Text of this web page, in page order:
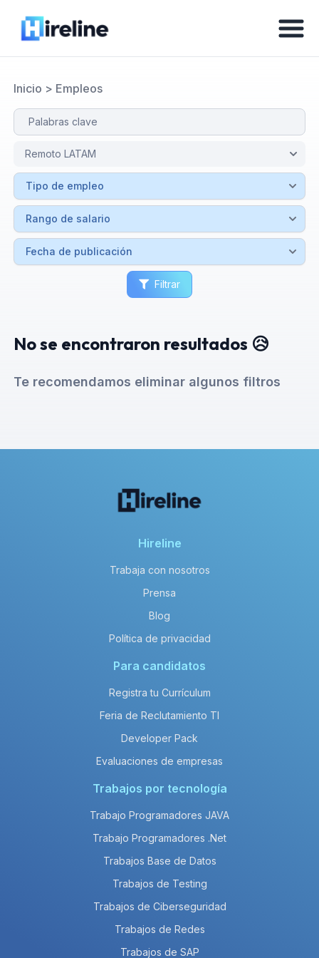
Inicio > Empleos
Filtrar
No se encontraron resultados 😥
Te recomendamos eliminar algunos filtros
Hireline
Trabaja con nosotros
Prensa
Blog
Política de privacidad
Para candidatos
Registra tu Currículum
Feria de Reclutamiento TI
Developer Pack
Evaluaciones de empresas
Trabajos por tecnología
Trabajo Programadores JAVA
Trabajo Programadores .Net
Trabajos Base de Datos
Trabajos de Testing
Trabajos de Ciberseguridad
Trabajos de Redes
Trabajos de SAP